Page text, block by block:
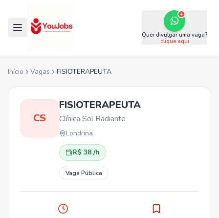
Quer divulgar uma vaga?
clique aqui
Início Vagas FISIOTERAPEUTA
CS
FISIOTERAPEUTA
Clínica Sol Radiante
Londrina
R$ 38 /h
Vaga Pública